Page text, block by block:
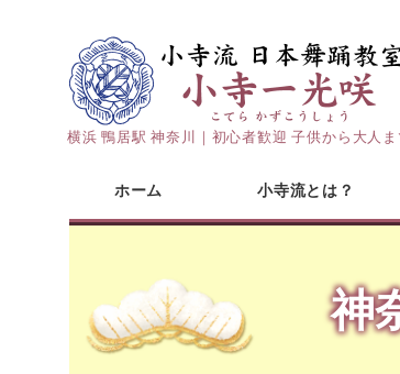
横浜 鴨居駅 神奈川｜初心者歓迎 子供から大人
ホーム 小寺流とは？
神